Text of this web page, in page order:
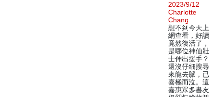
2023/9/12
Charlotte
Chang
想不到今天上
網查看，好讀
竟然復活了，
是哪位神仙壯
士伸出援手？
還沒仔細搜尋
來龍去脈，已
喜極而泣。這
嘉惠眾多書友